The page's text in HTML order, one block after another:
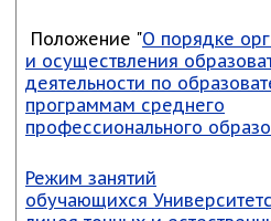
Положение "О порядке
и осуществления
деятельности по
программам среднего
профессионального
Режим занятий
обучающихся